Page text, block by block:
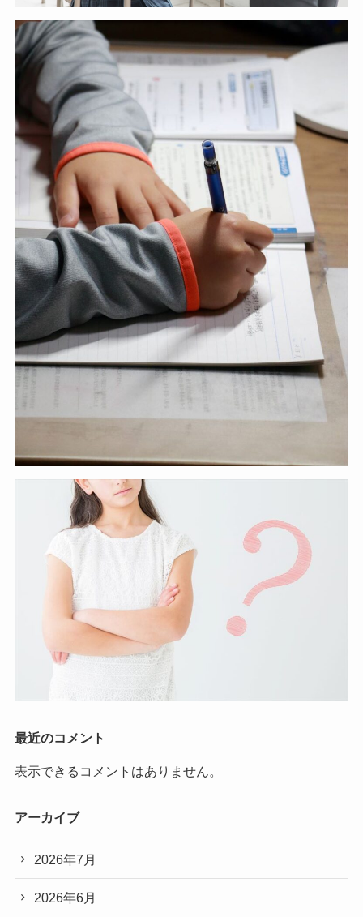
最近のコメント
表示できるコメントはありません。
アーカイブ
2026年7月
2026年6月